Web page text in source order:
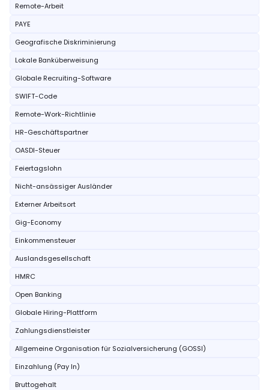
Remote-Arbeit
PAYE
Geografische Diskriminierung
Lokale Banküberweisung
Globale Recruiting-Software
SWIFT-Code
Remote-Work-Richtlinie
HR-Geschäftspartner
OASDI-Steuer
Feiertagslohn
Nicht-ansässiger Ausländer
Externer Arbeitsort
Gig-Economy
Einkommensteuer
Auslandsgesellschaft
HMRC
Open Banking
Globale Hiring-Plattform
Zahlungsdienstleister
Allgemeine Organisation für Sozialversicherung (GOSSI)
Einzahlung (Pay In)
Bruttogehalt